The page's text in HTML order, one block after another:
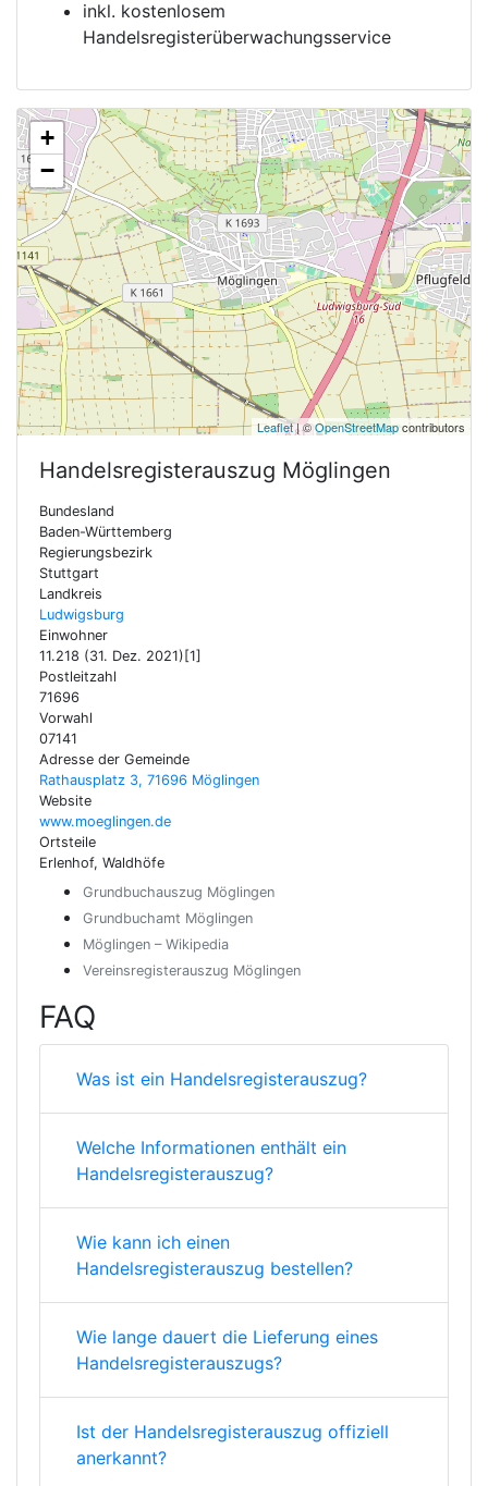
inkl. kostenlosem
Handelsregisterüberwachungsservice
+
−
Leaflet| ©OpenStreetMapcontributors
Handelsregisterauszug Möglingen
Bundesland
Baden-Württemberg
Regierungsbezirk
Stuttgart
Landkreis
Ludwigsburg
Einwohner
11.218 (31. Dez. 2021)[1]
Postleitzahl
71696
Vorwahl
07141
Adresse der Gemeinde
Rathausplatz 3, 71696 Möglingen
Website
www.moeglingen.de
Ortsteile
Erlenhof, Waldhöfe
Grundbuchauszug Möglingen
Grundbuchamt Möglingen
Möglingen – Wikipedia
Vereinsregisterauszug Möglingen
FAQ
Was ist ein Handelsregisterauszug?
Welche Informationen enthält ein
Handelsregisterauszug?
Wie kann ich einen
Handelsregisterauszug bestellen?
Wie lange dauert die Lieferung eines
Handelsregisterauszugs?
Ist der Handelsregisterauszug offiziell
anerkannt?